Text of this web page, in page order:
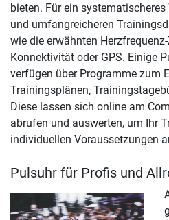
bieten. Für ein
und umfangreicheren
wie die erwähnten
Konnektivität oder GPS. Einige
verfügen über Programme zum
Trainingsplänen,
Diese lassen sich online am
abrufen und auswerten, um Ihr
individuellen Voraussetzungen
Pulsuhr für Profis und